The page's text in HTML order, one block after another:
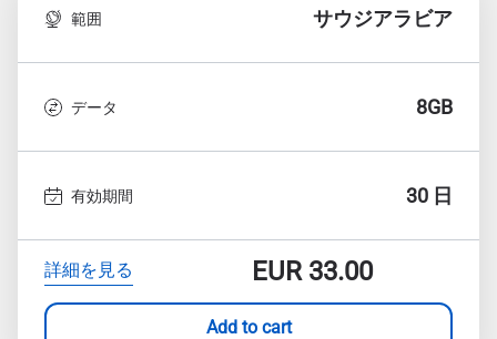
範囲 サウジアラビア
データ 8GB
有効期間 30 日
詳細を見る EUR33.00
Add to cart